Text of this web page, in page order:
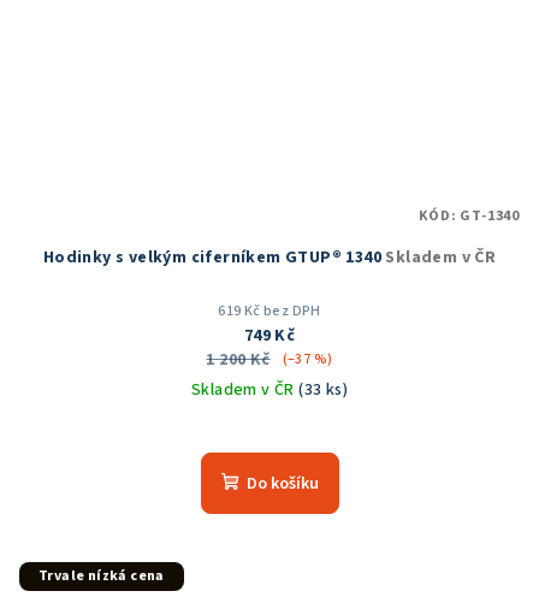
Hodinky s velkým ciferníkem GTUP® 1340 Skladem v ČR
619 Kč bez DPH
749 Kč
1 200 Kč
(–37 %)
Skladem v ČR(33 ks)
hodnocení
produktu
Do košíku
KÓD: GT-1340
Trvale nízká cena